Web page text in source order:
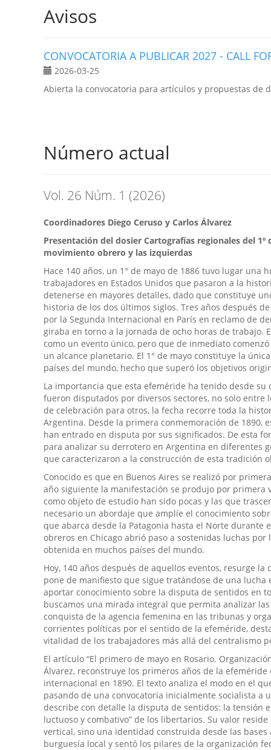
Avisos
CONVOCATORIA A PUBLICAR 2027 - CALL
2026-03-25
Abierta la convocatoria para artículos y propuestas de
Número actual
Vol. 26 Núm. 1 (2026)
Coordinadores Diego Ceruso y Carlos Álvarez
Presentación del dosier Cartografías regionales del 1º
movimiento obrero y las izquierdas
Hace 140 años, un 1° de mayo de 1886 tuvo lugar
trabajadores en Estados Unidos que pasaron a la
detenerse en mayores detalles, dado que constituye
historia de los dos últimos siglos. Tres años después
por la Segunda Internacional en París en reclamo de
giraba en torno a la jornada de ocho horas de trabajo.
como un evento único, pero que de inmediato
un alcance planetario. El 1° de mayo constituye la
países del mundo, hecho que superó los objetivos
La importancia que esta efeméride ha tenido desde
fueron disputados por diversos sectores, no solo
de celebración para otros, la fecha recorre toda la
Argentina. Desde la primera conmemoración de 1890,
han entrado en disputa por sus significados. De esta
para analizar su derrotero en Argentina en diferentes
que caracterizaron a la construcción de esta tradición
Conocido es que en Buenos Aires se realizó por
año siguiente la manifestación se produjo por primera
como objeto de estudio han sido pocas y las que
necesario un abordaje que amplíe el conocimiento
que abarca desde la Patagonia hasta el Norte
obreros en Chicago abrió paso a sostenidas luchas
obtenida en muchos países del mundo.
Hoy, 140 años después de aquellos eventos, resurge
pone de manifiesto que sigue tratándose de una
aportar conocimiento sobre la disputa de sentidos en
buscamos una mirada integral que permita analizar
conquista de la agencia femenina en las tribunas y
corrientes políticas por el sentido de la efeméride,
vitalidad de los trabajadores más allá del centralismo
El artículo “El primero de mayo en Rosario.
Álvarez, reconstruye los primeros años de la
internacional en 1890. El texto analiza el modo en el
pasando de una convocatoria inicialmente socialista
describe con detalle la disputa de sentidos: la tensión
luctuoso y combativo” de los libertarios. Su valor
vertical, sino una identidad construida desde las
burguesía local y sentó los pilares de la organización